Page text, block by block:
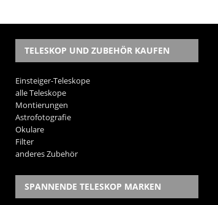
TELESKOP UND ZUBEHÖR KAUFEN
Einsteiger-Teleskope
alle Teleskope
Montierungen
Astrofotografie
Okulare
Filter
anderes Zubehör
SPANNENDE TELESKOP MARKEN